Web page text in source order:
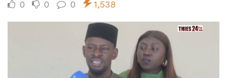
0 0 0 1,538